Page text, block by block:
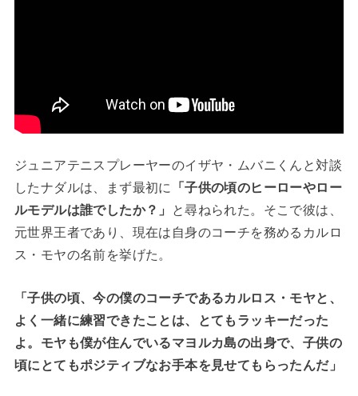
ジュニアテニスプレーヤーのイザヤ・ムバニくんと対談
したナダルは、まず最初に
「子供の頃のヒーローやロー
ルモデルは誰でしたか？」
と尋ねられた。そこで彼は、
元世界王者であり、現在は自身のコーチを務めるカルロ
ス・モヤの名前を挙げた。
「子供の頃、今の僕のコーチであるカルロス・モヤと、
よく一緒に練習できたことは、とてもラッキーだった
よ。モヤも僕が住んでいるマヨルカ島の出身で、子供の
頃にとてもポジティブなお手本を見せてもらったんだ」